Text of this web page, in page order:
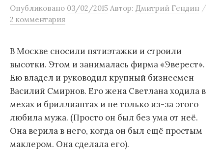
о
Опубликовано 03/02/2015 Автор: Дмитрий Гендин /
2 комментария
В Москве сносили пятиэтажки и строили
высотки. Этом и занималась фирма «Эверест».
Ею владел и руководил крупный бизнесмен
Василий Смирнов. Его жена Светлана ходила в
мехах и бриллиантах и не только из-за этого
любила мужа. (Просто он был без ума от неё.
Она верила в него, когда он был ещё простым
маклером. Она сделала его).